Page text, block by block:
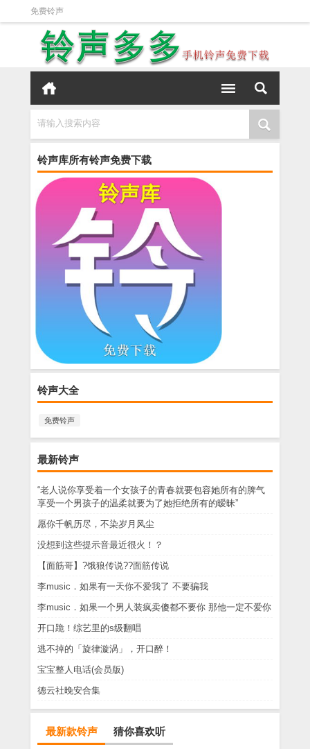
免费铃声
请输入搜索内容
铃声库所有铃声免费下载
铃声大全
免费铃声
最新铃声
“老人说你享受着一个女孩子的青春就要包容她所有的脾气
享受一个男孩子的温柔就要为了她拒绝所有的暧昧”
愿你千帆历尽，不染岁月风尘
没想到这些提示音最近很火！？
【面筋哥】?饿狼传说??面筋传说
李music．如果有一天你不爱我了 不要骗我
李music．如果一个男人装疯卖傻都不要你 那他一定不爱你
开口跪！综艺里的s级翻唱
逃不掉的「旋律漩涡」，开口醉！
宝宝整人电话(会员版)
德云社晚安合集
最新款铃声 猜你喜欢听